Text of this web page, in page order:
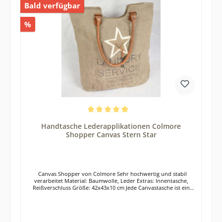
Bald verfügbar
%
Handtasche Lederapplikationen Colmore
Shopper Canvas Stern Star
Canvas Shopper von Colmore Sehr hochwertig und stabil
verarbeitet Material: Baumwolle, Leder Extras: Innentasche,
Reißverschluss Größe: 42x43x10 cm Jede Canvastasche ist ein